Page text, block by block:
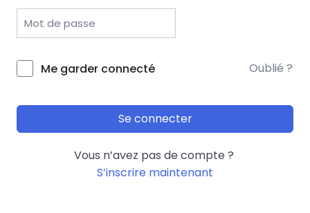
Me garder connecté Oublié ?
Se connecter
Vous n’avez pas de compte ?
S’inscrire maintenant